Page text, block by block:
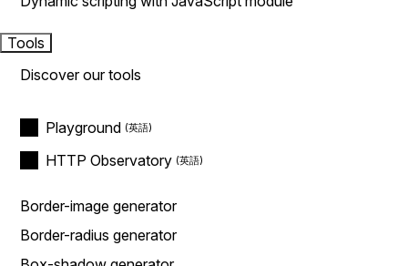
Tools
Discover our tools
Playground
HTTP Observatory
Border-image generator
Border-radius generator